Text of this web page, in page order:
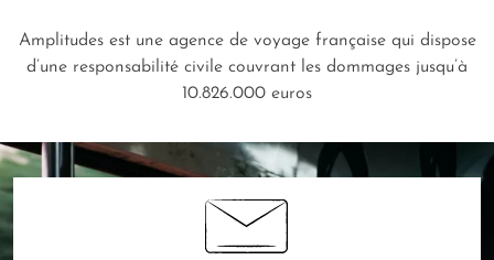
Amplitudes est une agence de voyage française qui dispose
d’une responsabilité civile couvrant les dommages jusqu’à
10.826.000 euros